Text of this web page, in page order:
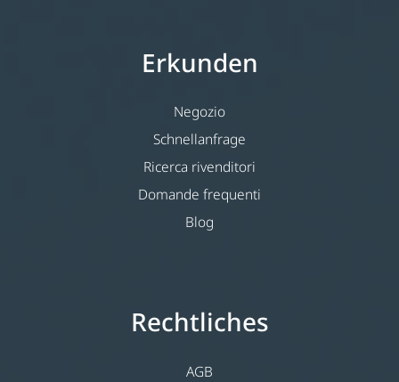
Erkunden
Negozio
Schnellanfrage
Ricerca rivenditori
Domande frequenti
Blog
Rechtliches
AGB